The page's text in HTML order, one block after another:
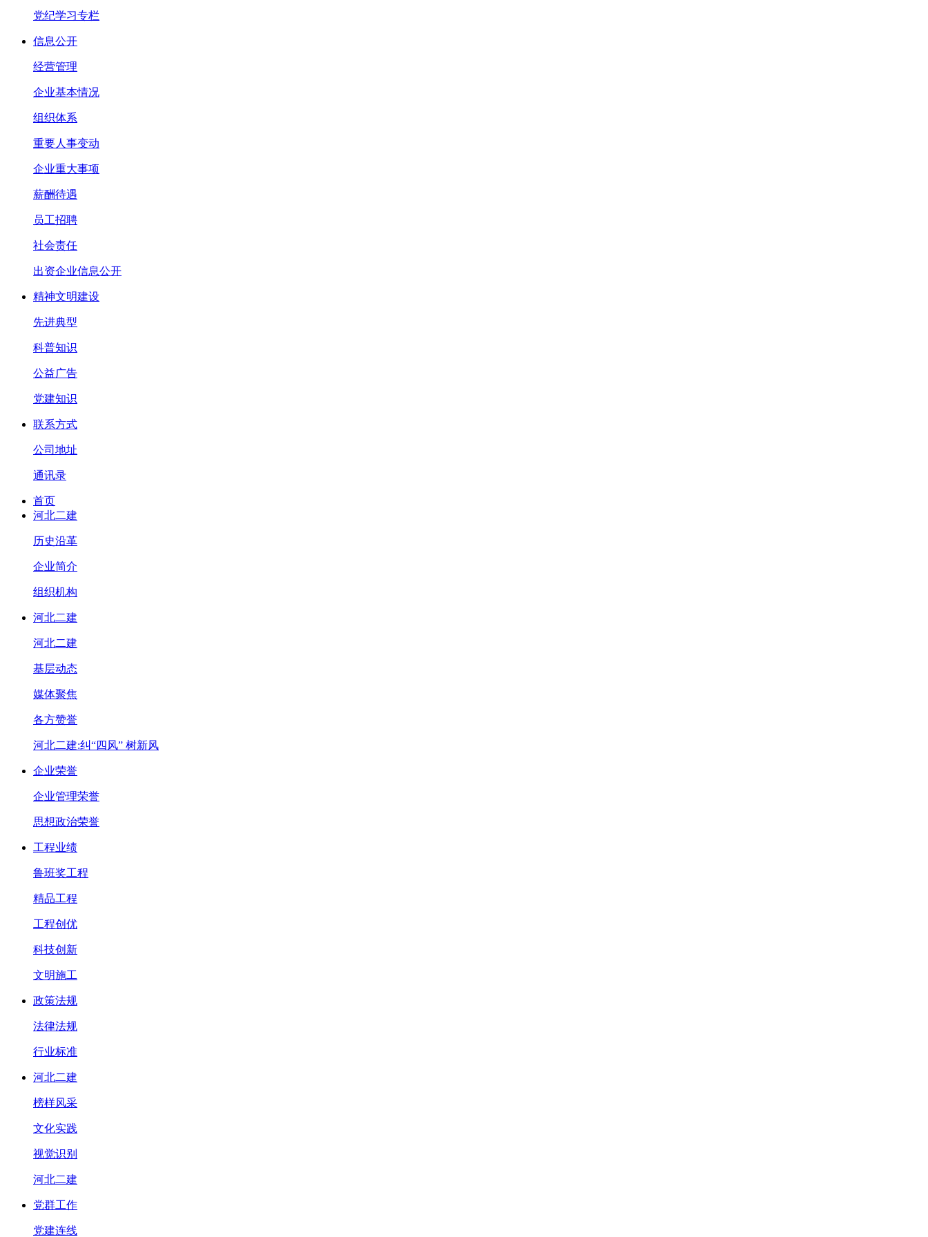
党纪学习专栏
信息公开
经营管理
企业基本情况
组织体系
重要人事变动
企业重大事项
薪酬待遇
员工招聘
社会责任
出资企业信息公开
精神文明建设
先进典型
科普知识
公益广告
党建知识
联系方式
公司地址
通讯录
首页
河北二建
历史沿革
企业简介
组织机构
河北二建
河北二建
基层动态
媒体聚焦
各方赞誉
河北二建:纠“四风” 树新风
企业荣誉
企业管理荣誉
思想政治荣誉
工程业绩
鲁班奖工程
精品工程
工程创优
科技创新
文明施工
政策法规
法律法规
行业标准
河北二建
榜样风采
文化实践
视觉识别
河北二建
党群工作
党建连线